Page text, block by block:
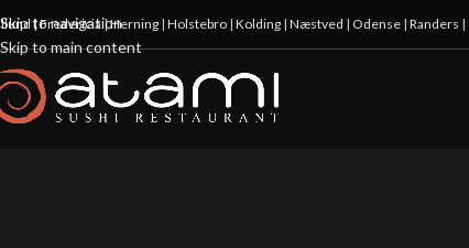
Skip to navigation
Skip to main content
|Fredericia|Herning | Holstebro | Kolding | Næstved | Odense | Randers |